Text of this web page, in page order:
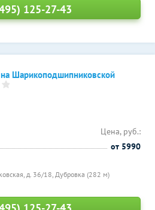
125-27-43
Шарикоподшипниковской
д. 36/18, Дубровка (282 м)
Цена, руб.:
от 5990